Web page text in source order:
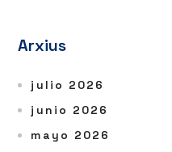
Arxius
julio 2026
junio 2026
mayo 2026